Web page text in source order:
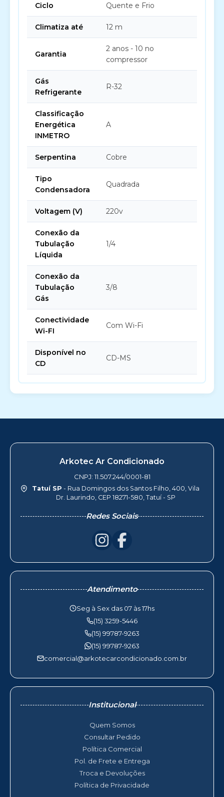
Ciclo Quente e Frio
Climatiza até 12 m
Garantia
2 anos - 10 no
compressor
Gás
Refrigerante
R-32
Classificação
Energética
INMETRO
A
Serpentina Cobre
Tipo
Condensadora
Quadrada
Voltagem (V) 220v
Conexão da
Tubulação
Líquida
1/4
Conexão da
Tubulação
Gás
3/8
Conectividade
Wi-FI
Com Wi-Fi
Disponível no
CD
CD-MS
Arkotec Ar Condicionado
CNPJ: 11.507.244/0001-81
Tatuí SP - Rua Domingos dos Santos Filho, 400, Vila
Dr. Laurindo, CEP 18271-580, Tatuí - SP
Redes Sociais
Atendimento
Seg à Sex das 07 às 17hs
(15) 3259-5446
(15) 99787-9263
(15) 99787-9263
comercial@arkotecarcondicionado.com.br
Institucional
Quem Somos
Consultar Pedido
Política Comercial
Pol. de Frete e Entrega
Troca e Devoluções
Política de Privacidade